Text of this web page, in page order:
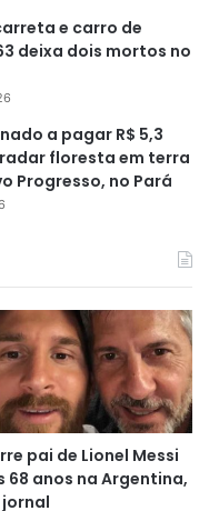
e carro de
deixa dois mortos no
a pagar R$ 5,3
floresta em terra
Progresso, no Pará
pai de Lionel Messi
68 anos na Argentina,
jornal